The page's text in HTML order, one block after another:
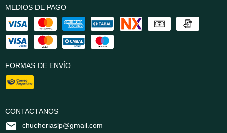
MEDIOS DE PAGO
FORMAS DE ENVÍO
CONTACTANOS
chucheriaslp@gmail.com